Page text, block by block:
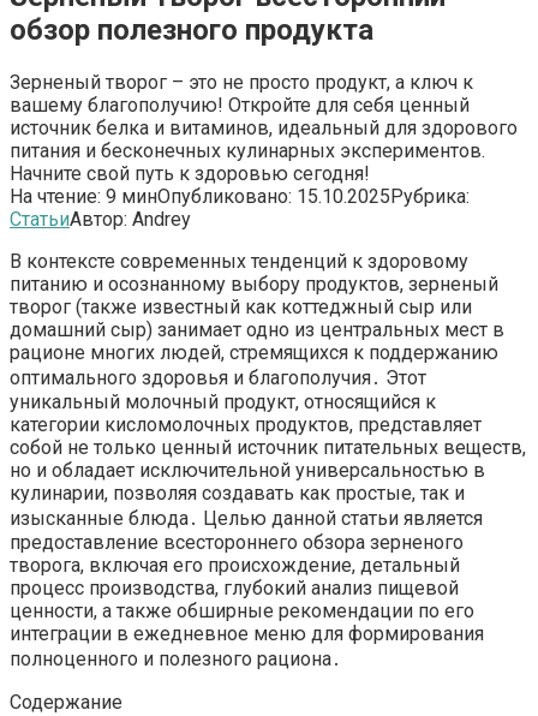
обзор полезного продукта
Зерненый творог – это не просто продукт, а ключ к
вашему благополучию! Откройте для себя ценный
источник белка и витаминов, идеальный для здорового
питания и бесконечных кулинарных экспериментов.
Начните свой путь к здоровью сегодня!
На чтение: 9 минОпубликовано: 15.10.2025Рубрика:
СтатьиАвтор: Andrey
В контексте современных тенденций к здоровому
питанию и осознанному выбору продуктов, зерненый
творог (также известный как коттеджный сыр или
домашний сыр) занимает одно из центральных мест в
рационе многих людей, стремящихся к поддержанию
оптимального здоровья и благополучия․ Этот
уникальный молочный продукт, относящийся к
категории кисломолочных продуктов, представляет
собой не только ценный источник питательных веществ,
но и обладает исключительной универсальностью в
кулинарии, позволяя создавать как простые, так и
изысканные блюда․ Целью данной статьи является
предоставление всестороннего обзора зерненого
творога, включая его происхождение, детальный
процесс производства, глубокий анализ пищевой
ценности, а также обширные рекомендации по его
интеграции в ежедневное меню для формирования
полноценного и полезного рациона․
Содержание